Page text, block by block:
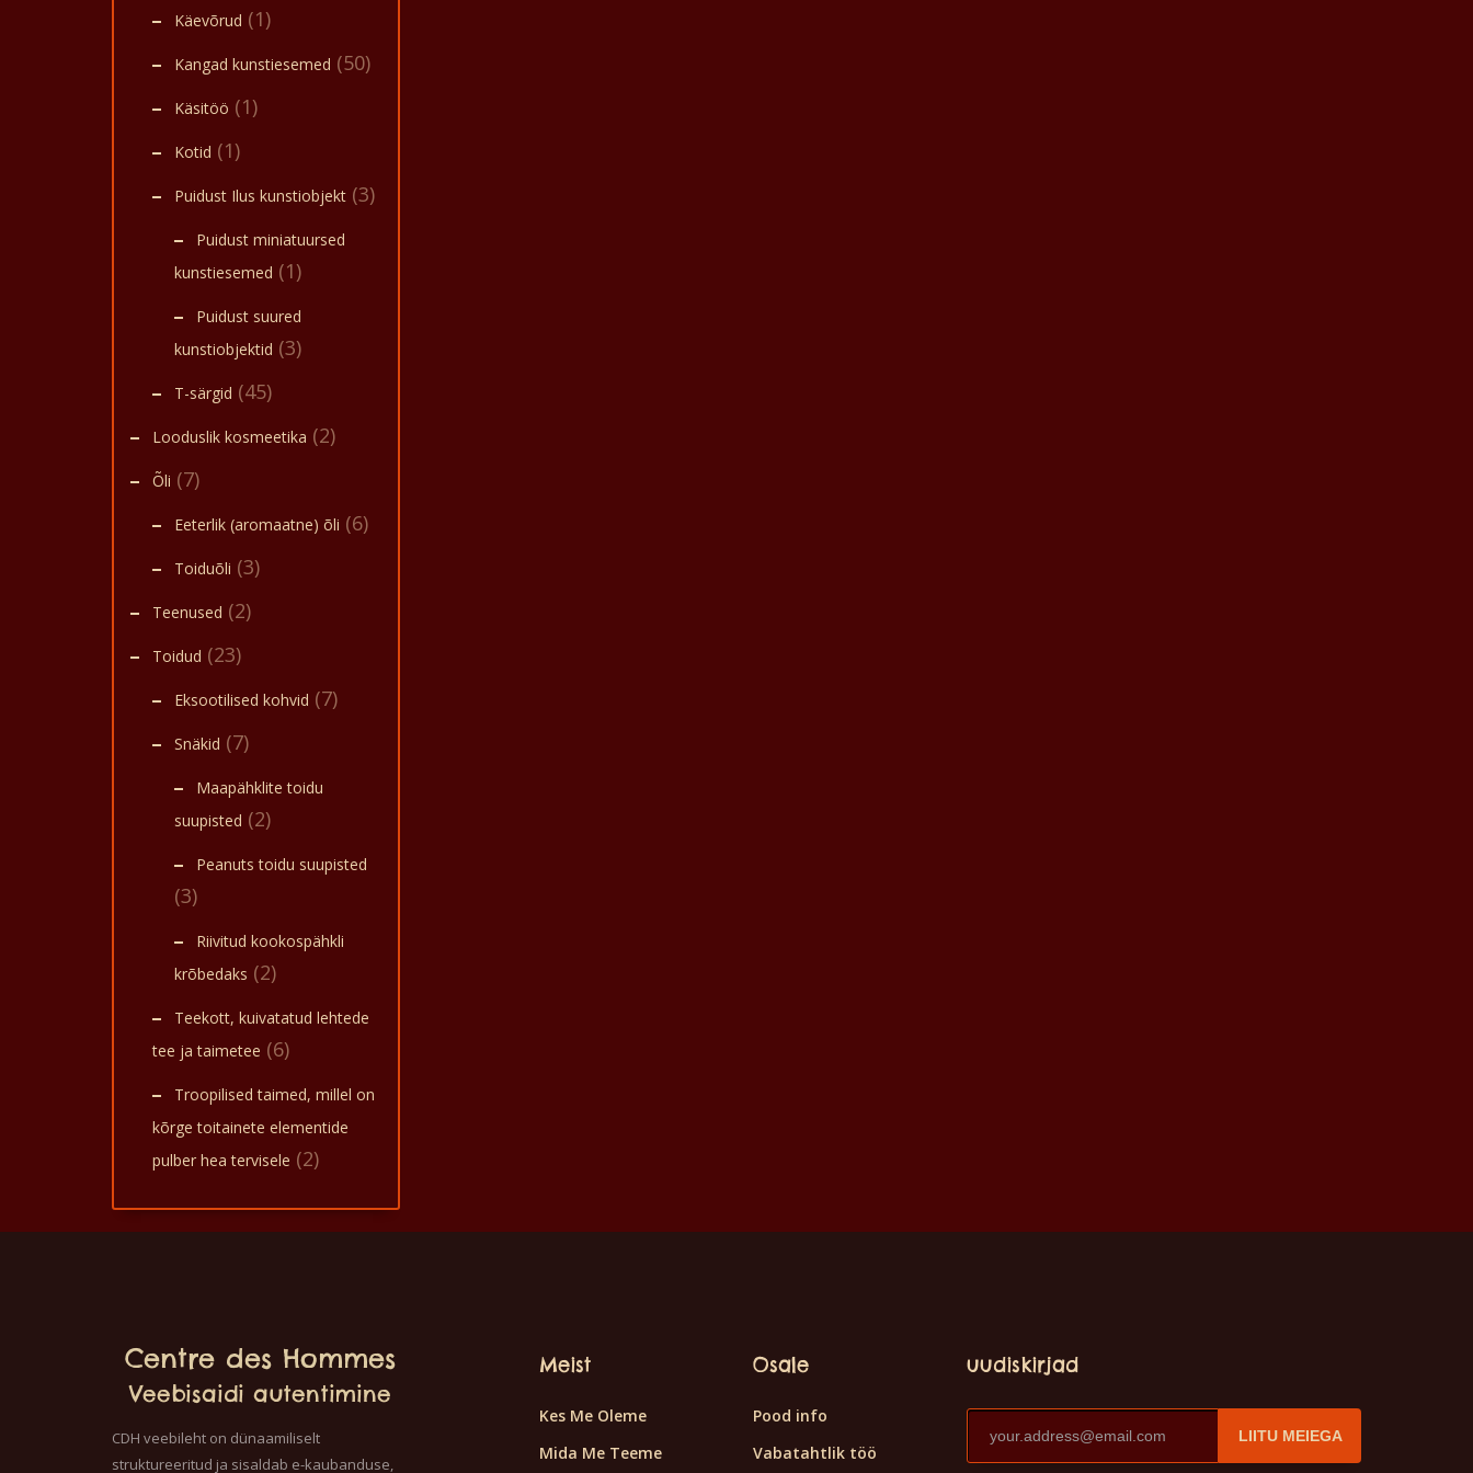
Käevõrud (1)
Kangad kunstiesemed (50)
Käsitöö (1)
Kotid (1)
Puidust Ilus kunstiobjekt (3)
Puidust miniatuursed
kunstiesemed (1)
Puidust suured
kunstiobjektid (3)
T-särgid (45)
Looduslik kosmeetika (2)
Õli (7)
Eeterlik (aromaatne) õli (6)
Toiduõli (3)
Teenused (2)
Toidud (23)
Eksootilised kohvid (7)
Snäkid (7)
Maapähklite toidu
suupisted (2)
Peanuts toidu suupisted
(3)
Riivitud kookospähkli
krõbedaks (2)
Teekott, kuivatatud lehtede
tee ja taimetee (6)
Troopilised taimed, millel on
kõrge toitainete elementide
pulber hea tervisele (2)
Centre des Hommes
Veebisaidi autentimine
CDH veebileht on dünaamiliselt
struktureeritud ja sisaldab e-kaubanduse,
Meist
Kes Me Oleme
Mida Me Teeme
Osale
Pood info
Vabatahtlik töö
uudiskirjad
LIITU MEIEGA